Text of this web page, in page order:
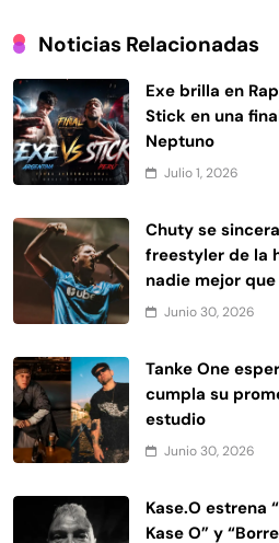
Noticias Relacionadas
Exe brilla en
Stick en una
Neptuno
Julio 1, 2026
Chuty se
freestyler de la
nadie mejor que
Junio 30, 2026
Tanke One
cumpla su
estudio
Junio 30, 2026
Kase.O estrena
Kase O” y